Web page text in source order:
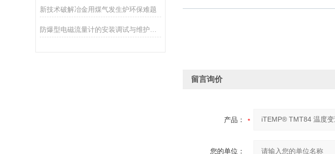
新技术破解冶金用煤气发生炉环保难题
留言询价
产品：
您的单位：